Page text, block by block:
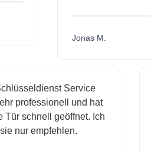
Jonas M.
Service
professionell und hat
schnell geöffnet. Ich
nur empfehlen.